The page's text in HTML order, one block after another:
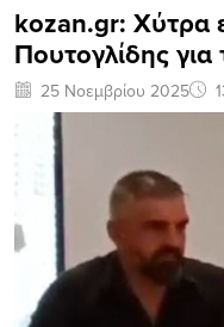
kozan.gr: Χύτρα
Πουτογλίδης
25 Νοεμβρίου 2025